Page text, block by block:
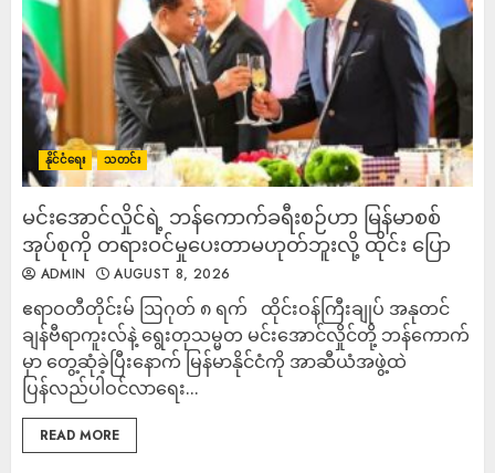
နိုင်ငံရေး သတင်း
မင်းအောင်လှိုင်ရဲ့ ဘန်ကောက်ခရီးစဉ်ဟာ မြန်မာစစ်
အုပ်စုကို တရားဝင်မှုပေးတာမဟုတ်ဘူးလို့ ထိုင်း ပြော
ADMIN AUGUST 8, 2026
ဧရာဝတီတိုင်းမ် ဩဂုတ် ၈ ရက် ထိုင်းဝန်ကြီးချုပ် အနုတင်
ချန်ဗီရာကူးလ်နဲ့ ရွေးတုသမ္မတ မင်းအောင်လှိုင်တို့ ဘန်ကောက်
မှာ တွေ့ဆုံခဲ့ပြီးနောက် မြန်မာနိုင်ငံကို အာဆီယံအဖွဲ့ထဲ
ပြန်လည်ပါဝင်လာရေး...
READ MORE